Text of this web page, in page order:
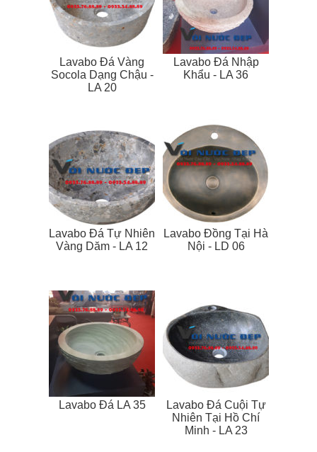
Lavabo Đá Vàng
Socola Dạng Chậu -
LA 20
Lavabo Đá Nhập
Khẩu - LA 36
Lavabo Đá Tự Nhiên
Vàng Dăm - LA 12
Lavabo Đồng Tại Hà
Nội - LD 06
Lavabo Đá LA 35
Lavabo Đá Cuội Tự
Nhiên Tại Hồ Chí
Minh - LA 23